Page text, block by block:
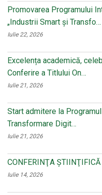
Promovarea Programului
„Industrii Smart și Transfo…
Iulie 22, 2026
Excelența academică,
Conferire a Titlului On…
Iulie 21, 2026
Start admitere la
Transformare Digit…
Iulie 21, 2026
CONFERINŢA
Iulie 14, 2026